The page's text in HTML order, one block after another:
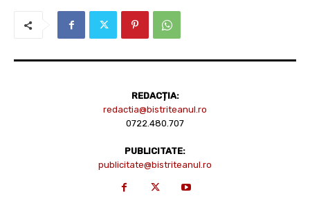
REDACȚIA:
redactia@bistriteanul.ro
0722.480.707
PUBLICITATE:
publicitate@bistriteanul.ro